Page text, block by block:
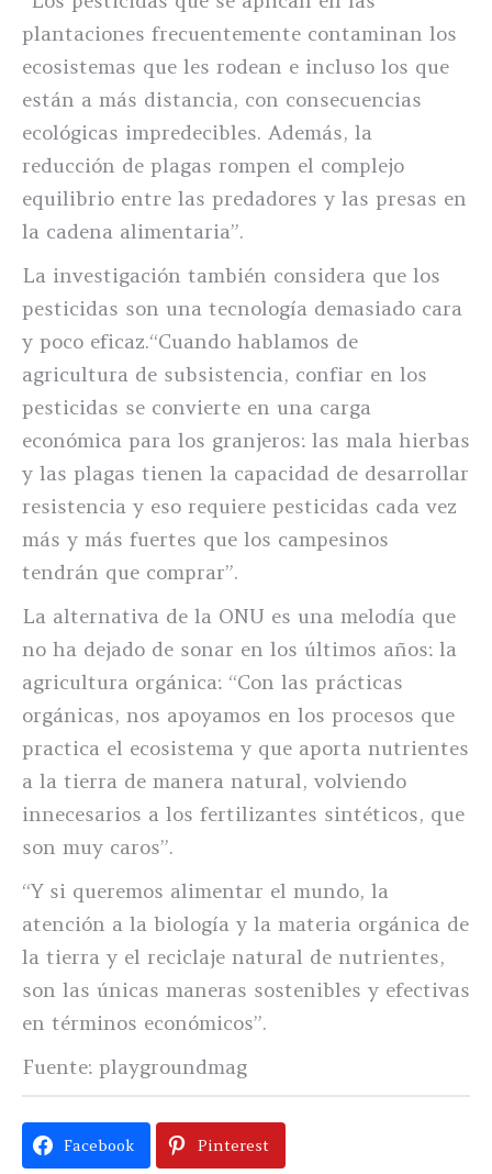
plantaciones frecuentemente contaminan los
ecosistemas que les rodean e incluso los que
están a más distancia, con consecuencias
ecológicas impredecibles. Además, la
reducción de plagas rompen el complejo
equilibrio entre las predadores y las presas en
la cadena alimentaria”.
La investigación también considera que los
pesticidas son una tecnología demasiado cara
y poco eficaz.“Cuando hablamos de
agricultura de subsistencia, confiar en los
pesticidas se convierte en una carga
económica para los granjeros: las mala hierbas
y las plagas tienen la capacidad de desarrollar
resistencia y eso requiere pesticidas cada vez
más y más fuertes que los campesinos
tendrán que comprar”.
La alternativa de la ONU es una melodía que
no ha dejado de sonar en los últimos años: la
agricultura orgánica: “Con las prácticas
orgánicas, nos apoyamos en los procesos que
practica el ecosistema y que aporta nutrientes
a la tierra de manera natural, volviendo
innecesarios a los fertilizantes sintéticos, que
son muy caros”.
“Y si queremos alimentar el mundo, la
atención a la biología y la materia orgánica de
la tierra y el reciclaje natural de nutrientes,
son las únicas maneras sostenibles y efectivas
en términos económicos”.
Fuente: playgroundmag
Facebook Pinterest